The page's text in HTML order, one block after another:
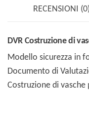
RECENSIONI (0)
DVR Costruzione di
Modello sicurezza in
Documento di
Costruzione di vasche